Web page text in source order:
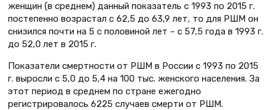
женщин (в среднем) данный показатель с 1993 по 2015 г.
постепенно возрастал с 62,5 до 63,9 лет, то для РШМ он
снизился почти на 5 с половиной лет – с 57,5 года в 1993 г.
до 52,0 лет в 2015 г.
Показатели смертности от РШМ в России с 1993 по 2015
г. выросли с 5,0 до 5,4 на 100 тыс. женского населения. За
этот период в среднем по стране ежегодно
регистрировалось 6225 случаев смерти от РШМ.